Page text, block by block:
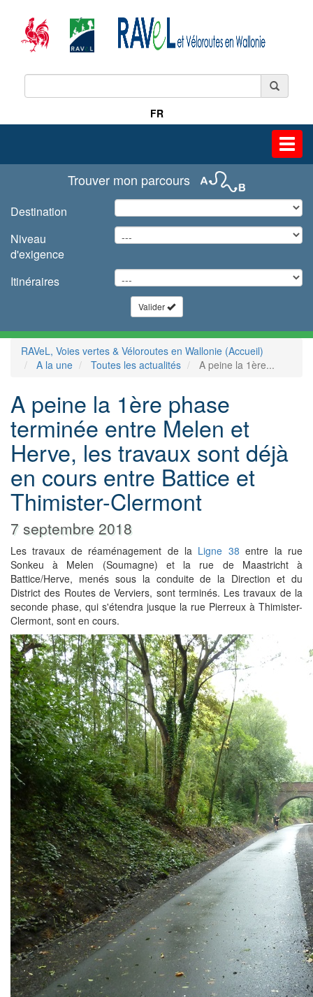
FR
Trouver mon parcours
Destination
Niveau
d'exigence
Itinéraires
Valider
RAVeL, Voies vertes & Véloroutes en Wallonie (Accueil)
A la une
Toutes les actualités A peine la 1ère...
A peine la 1ère phase
terminée entre Melen et
Herve, les travaux sont déjà
en cours entre Battice et
Thimister-Clermont
7 septembre 2018
Les travaux de réaménagement de la Ligne 38 entre la rue
Sonkeu à Melen (Soumagne) et la rue de Maastricht à
Battice/Herve, menés sous la conduite de la Direction et du
District des Routes de Verviers, sont terminés. Les travaux de la
seconde phase, qui s'étendra jusque la rue Pierreux à Thimister-
Clermont, sont en cours.